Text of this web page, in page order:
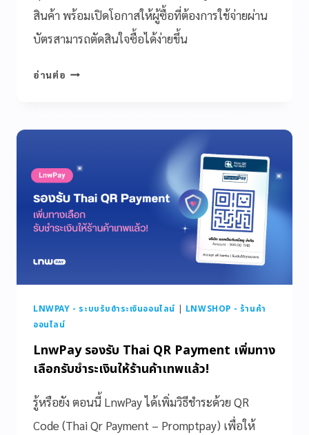
สินค้า พร้อมเปิดโอกาสให้ผู้ซื้อที่ต้องการใช้จ่ายผ่าน
บัตรสามารถตัดสินใจซื้อได้ง่ายขึ้น
อ่านต่อ
LNWPAY - ระบบรับชำระเงินออนไลน์ | LNWSHOP - ร้านค้า
ออนไลน์
LnwPay รองรับ Thai QR Payment เพิ่มทาง
เลือกรับชำระเงินให้ร้านค้าเทพแล้ว!
รู้หรือยัง ตอนนี้ LnwPay ได้เพิ่มวิธีชำระด้วย QR
Code (Thai Qr Payment – Promptpay) เพื่อให้